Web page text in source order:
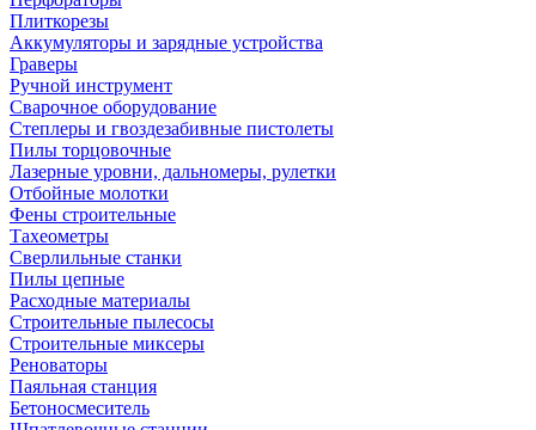
Плиткорезы
Аккумуляторы и зарядные устройства
Граверы
Ручной инструмент
Сварочное оборудование
Степлеры и гвоздезабивные пистолеты
Пилы торцовочные
Лазерные уровни, дальномеры, рулетки
Отбойные молотки
Фены строительные
Тахеометры
Сверлильные станки
Пилы цепные
Расходные материалы
Строительные пылесосы
Строительные миксеры
Реноваторы
Паяльная станция
Бетоносмеситель